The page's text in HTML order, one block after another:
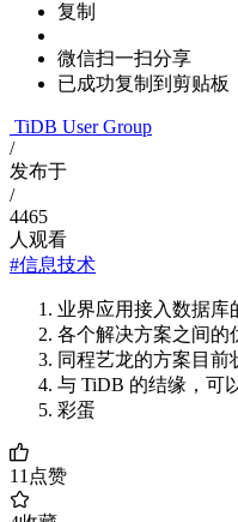
复制
微信扫一扫分享
已成功复制到剪贴板
TiDB User Group
/
发布于
/
4465
人观看
#信息技术
业界应用接入数据库
各个解决方案之间的
同程艺龙的方案目前
与 TiDB 的结缘，可
彩蛋
11点赞